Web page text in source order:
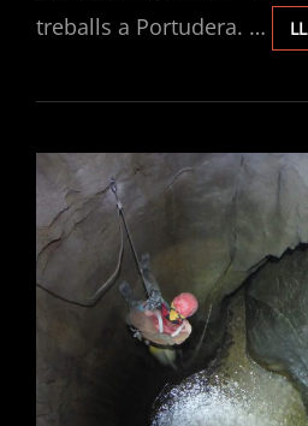
treballs a Portudera. …